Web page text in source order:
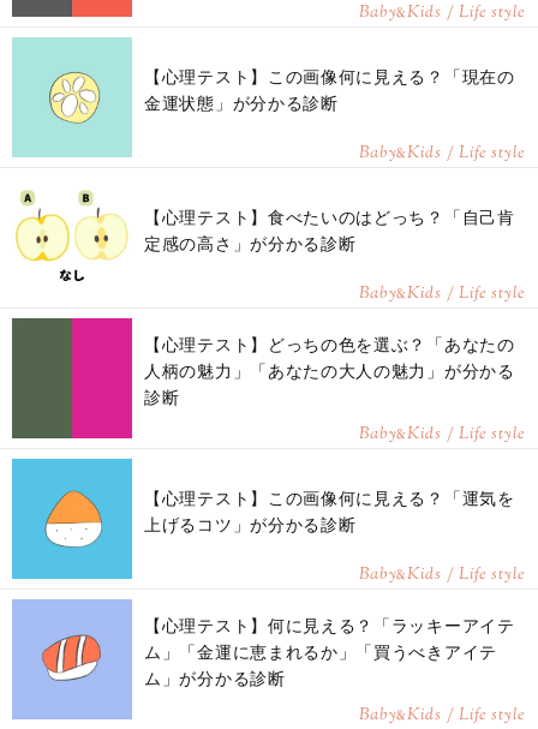
Baby&Kids / Life style
【心理テスト】この画像何に見える？「現在の
金運状態」が分かる診断
Baby&Kids / Life style
【心理テスト】食べたいのはどっち？「自己肯
定感の高さ」が分かる診断
Baby&Kids / Life style
【心理テスト】どっちの色を選ぶ？「あなたの
人柄の魅力」「あなたの大人の魅力」が分かる
診断
Baby&Kids / Life style
【心理テスト】この画像何に見える？「運気を
上げるコツ」が分かる診断
Baby&Kids / Life style
【心理テスト】何に見える？「ラッキーアイテ
ム」「金運に恵まれるか」「買うべきアイテ
ム」が分かる診断
Baby&Kids / Life style